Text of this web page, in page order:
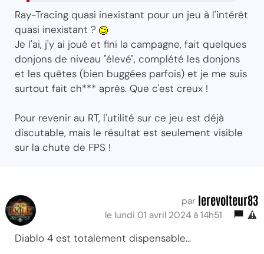
Ray-Tracing quasi inexistant pour un jeu à l'intérêt
quasi inexistant ?
Je l'ai, j'y ai joué et fini la campagne, fait quelques
donjons de niveau "élevé", complété les donjons
et les quêtes (bien buggées parfois) et je me suis
surtout fait ch*** après. Que c'est creux !
Pour revenir au RT, l'utilité sur ce jeu est déjà
discutable, mais le résultat est seulement visible
sur la chute de FPS !
par lerevolteur83
le lundi 01 avril 2024 à 14h51
Diablo 4 est totalement dispensable...